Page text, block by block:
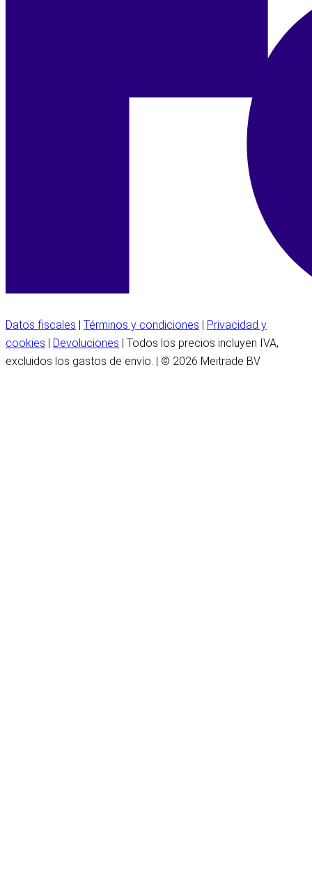
Datos fiscales Términos y condiciones
Privacidad y
cookies
Devoluciones | Todos los precios incluyen IVA,
excluidos los gastos de envío. | © 2026 Meitrade BV